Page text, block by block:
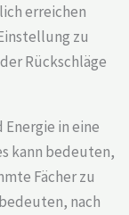
erreichen
zu
Rückschläge
in eine
kann bedeuten,
Fächer zu
nach